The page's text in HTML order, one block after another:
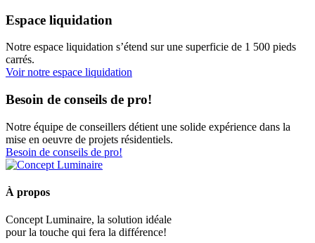
Espace liquidation
Notre espace liquidation s’étend sur une superficie de 1 500 pieds
carrés.
Voir notre espace liquidation
Besoin de conseils de pro!
Notre équipe de conseillers détient une solide expérience dans la
mise en oeuvre de projets résidentiels.
Besoin de conseils de pro!
À propos
Concept Luminaire, la solution idéale
pour la touche qui fera la différence!